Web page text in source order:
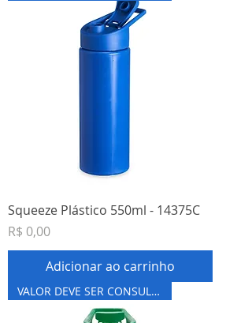
Squeeze Plástico 550ml - 14375C
Preço
R$ 0,00
Adicionar ao carrinho
VALOR DEVE SER CONSULTADO